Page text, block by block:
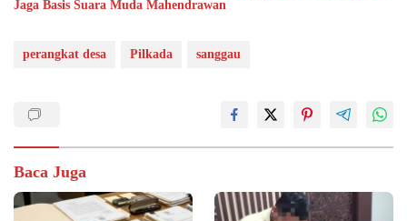
Jaga Basis Suara Muda Mahendrawan
perangkat desa Pilkada sanggau
Baca Juga